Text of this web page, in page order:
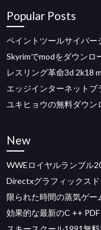
Popular Posts
ペイントツールサイバ
Skyrimでmodをダウンロ
レスリング革命3d 2k18
エッジインターネットブ
ユキヒョウの無料ダウン
New
WWEロイヤルランブル
Directxグラフィックス
限られた時間の蒸気ゲー
効果的な最新のC ++